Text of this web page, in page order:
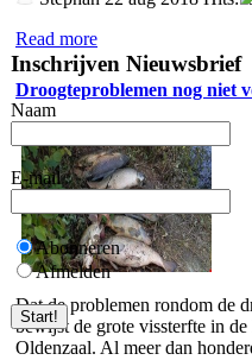
Read more
Droogteproblemen nog niet
Dat de problemen rondom de
bewijst de grote vissterfte in
Oldenzaal. Al meer dan
Inschrijven Nieuwsbrief
Naam
E-mail
Abonneren
Afmelden